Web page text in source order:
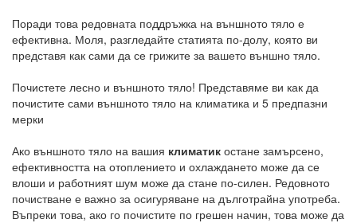
Поради това редовната поддръжка на външното тяло е
ефективна. Моля, разгледайте статията по-долу, която ви
представя как сами да се грижите за вашето външно тяло.
Почистете лесно и външното тяло! Представяме ви как да
почистите сами външното тяло на климатика и 5 предпазни
мерки
Ако външното тяло на вашия климатик остане замърсено,
ефективността на отоплението и охлаждането може да се
влоши и работният шум може да стане по-силен. Редовното
почистване е важно за осигуряване на дълготрайна употреба.
Въпреки това, ако го почистите по грешен начин, това може да